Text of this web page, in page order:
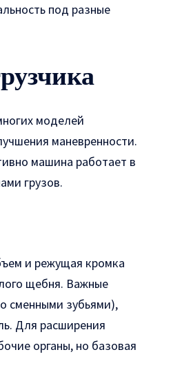
под разные
моделей
маневренности.
машина работает в
грузов.
и режущая кромка
щебня. Важные
сменными зубьями),
Для расширения
органы, но базовая